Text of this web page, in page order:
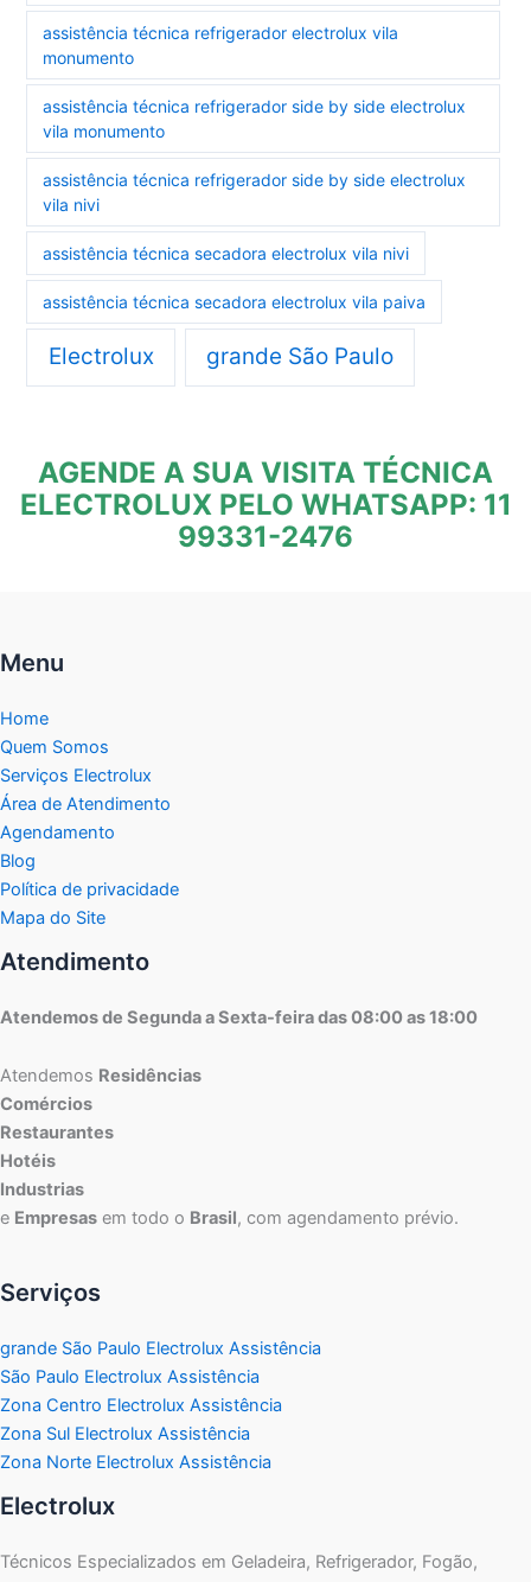
assistência técnica refrigerador electrolux vila
monumento
assistência técnica refrigerador side by side electrolux
vila monumento
assistência técnica refrigerador side by side electrolux
vila nivi
assistência técnica secadora electrolux vila nivi
assistência técnica secadora electrolux vila paiva
Electrolux grande São Paulo
AGENDE A SUA VISITA TÉCNICA
ELECTROLUX PELO WHATSAPP: 11
99331-2476
Menu
Home
Quem Somos
Serviços Electrolux
Área de Atendimento
Agendamento
Blog
Política de privacidade
Mapa do Site
Atendimento
Atendemos de Segunda a Sexta-feira das 08:00 as 18:00
Atendemos Residências
Comércios
Restaurantes
Hotéis
Industrias
e Empresas em todo o Brasil, com agendamento prévio.
Serviços
grande São Paulo Electrolux Assistência
São Paulo Electrolux Assistência
Zona Centro Electrolux Assistência
Zona Sul Electrolux Assistência
Zona Norte Electrolux Assistência
Electrolux
Técnicos Especializados em Geladeira, Refrigerador, Fogão,